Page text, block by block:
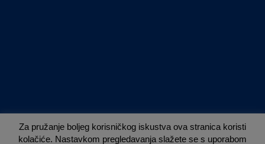
Za pružanje boljeg korisničkog iskustva ova stranica koristi
kolačiće. Nastavkom pregledavanja slažete se s uporabom